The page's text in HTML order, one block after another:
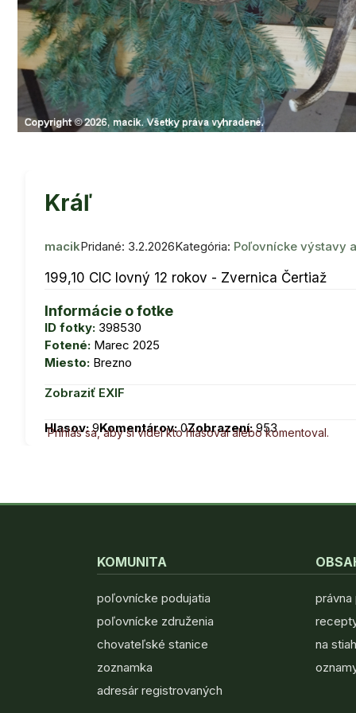
Kráľ
macikPridané: 3.2.2026Kategória: Poľovnícke výstavy
199,10 CIC lovný 12 rokov - Zvernica Čertiaž
Informácie o fotke
ID fotky: 398530
Fotené: Marec 2025
Miesto: Brezno
Zobraziť EXIF
Hlasov:9Komentárov:0Zobrazení:953
Prihlás sa, aby si videl kto hlasoval alebo komentoval.
KOMUNITA
poľovnícke podujatia
poľovnícke združenia
chovateľské stanice
zoznamka
adresár registrovaných
právna
na